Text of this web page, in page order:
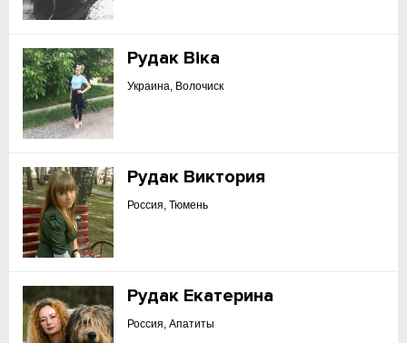
Рудак Віка
Украина, Волочиск
Рудак Виктория
Россия, Тюмень
Рудак Екатерина
Россия, Апатиты